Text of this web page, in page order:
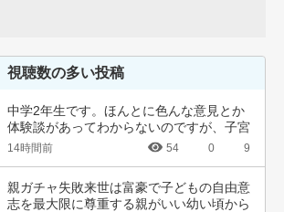
視聴数の多い投稿
中学2年生です。ほんとに色んな意見とか
体験談があってわからないのですが、子宮
頚がんワ…
14時間前 54 0 9
親ガチャ失敗来世は富豪で子どもの自由意
志を最大限に尊重する親がいい幼い頃から